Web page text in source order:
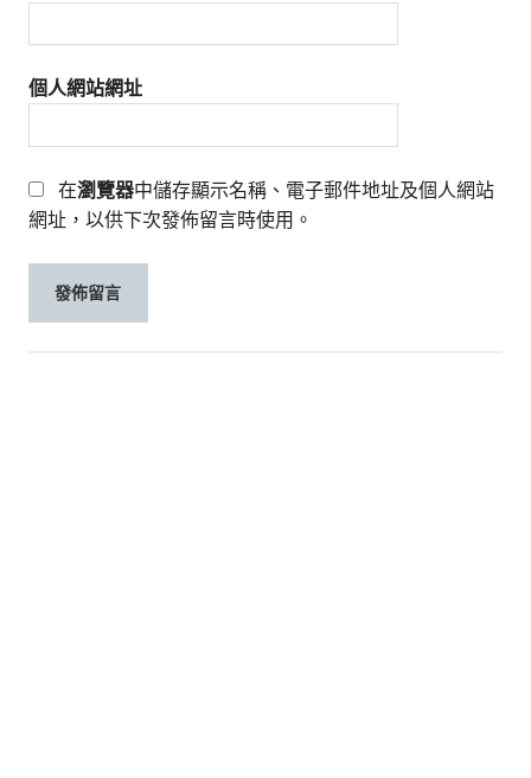
個人網站網址
在瀏覽器中儲存顯示名稱、電子郵件地址及個人網站
網址，以供下次發佈留言時使用。